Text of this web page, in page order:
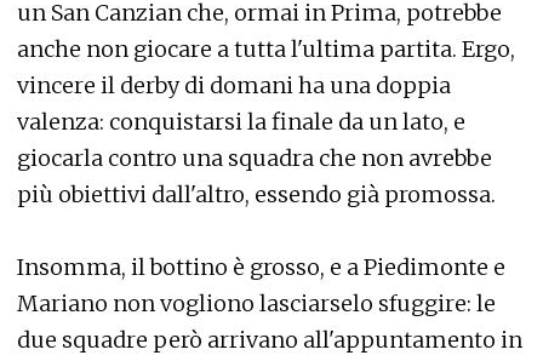
un San Canzian che, ormai in Prima, potrebbe
anche non giocare a tutta l'ultima partita. Ergo,
vincere il derby di domani ha una doppia
valenza: conquistarsi la finale da un lato, e
giocarla contro una squadra che non avrebbe
più obiettivi dall'altro, essendo già promossa.
Insomma, il bottino è grosso, e a Piedimonte e
Mariano non vogliono lasciarselo sfuggire: le
due squadre però arrivano all'appuntamento in